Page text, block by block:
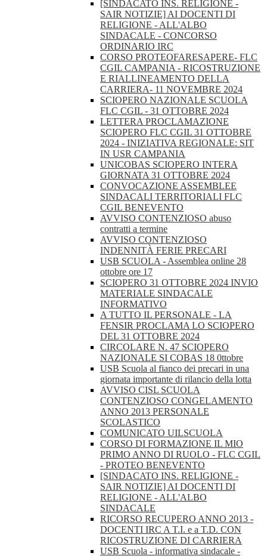
[SINDACATO INS. RELIGIONE -
SAIR NOTIZIE] AI DOCENTI DI
RELIGIONE - ALL'ALBO
SINDACALE - CONCORSO
ORDINARIO IRC
CORSO PROTEOFARESAPERE- FLC
CGIL CAMPANIA - RICOSTRUZIONE
E RIALLINEAMENTO DELLA
CARRIERA- 11 NOVEMBRE 2024
SCIOPERO NAZIONALE SCUOLA
FLC CGIL - 31 OTTOBRE 2024
LETTERA PROCLAMAZIONE
SCIOPERO FLC CGIL 31 OTTOBRE
2024 - INIZIATIVA REGIONALE: SIT
IN USR CAMPANIA
UNICOBAS SCIOPERO INTERA
GIORNATA 31 OTTOBRE 2024
CONVOCAZIONE ASSEMBLEE
SINDACALI TERRITORIALI FLC
CGIL BENEVENTO
AVVISO CONTENZIOSO abuso
contratti a termine
AVVISO CONTENZIOSO
INDENNITÀ FERIE PRECARI
USB SCUOLA - Assemblea online 28
ottobre ore 17
SCIOPERO 31 OTTOBRE 2024 INVIO
MATERIALE SINDACALE
INFORMATIVO
A TUTTO IL PERSONALE - LA
FENSIR PROCLAMA LO SCIOPERO
DEL 31 OTTOBRE 2024
CIRCOLARE N. 47 SCIOPERO
NAZIONALE SI COBAS 18 0ttobre
USB Scuola al fianco dei precari in una
giornata importante di rilancio della lotta
AVVISO CISL SCUOLA
CONTENZIOSO CONGELAMENTO
ANNO 2013 PERSONALE
SCOLASTICO
COMUNICATO UILSCUOLA
CORSO DI FORMAZIONE IL MIO
PRIMO ANNO DI RUOLO - FLC CGIL
- PROTEO BENEVENTO
[SINDACATO INS. RELIGIONE -
SAIR NOTIZIE] AI DOCENTI DI
RELIGIONE - ALL'ALBO
SINDACALE
RICORSO RECUPERO ANNO 2013 -
DOCENTI IRC A T.I. e a T.D. CON
RICOSTRUZIONE DI CARRIERA
USB Scuola - informativa sindacale -